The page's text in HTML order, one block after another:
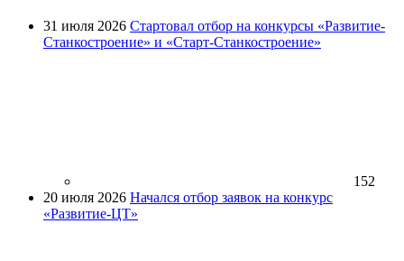
31 июля 2026 Стартовал отбор на конкурсы «Развитие-
Станкостроение» и «Старт-Станкостроение»
152
20 июля 2026 Начался отбор заявок на конкурс
«Развитие-ЦТ»